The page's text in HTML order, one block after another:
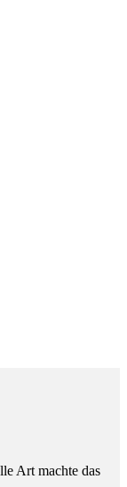
Art machte das